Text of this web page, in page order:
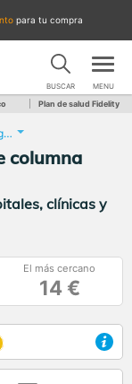
para tu compra
BUSCAR MENU
Plan de salud Fidelity
Radiografía. Una proyección de columna cervical
columna
clínicas y
El más cercano
14 €